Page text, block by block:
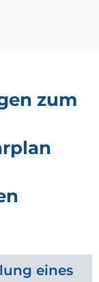
zum
eines